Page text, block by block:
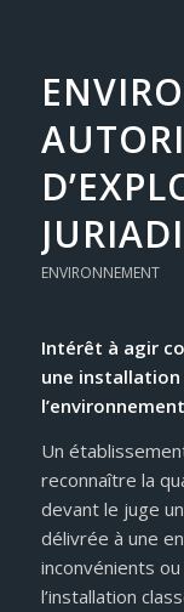
ENVIRONNEMENT
Intérêt à agir
une
l’environnement
Un
reconnaître la
devant le juge
délivrée à une
inconvénients
l’installation